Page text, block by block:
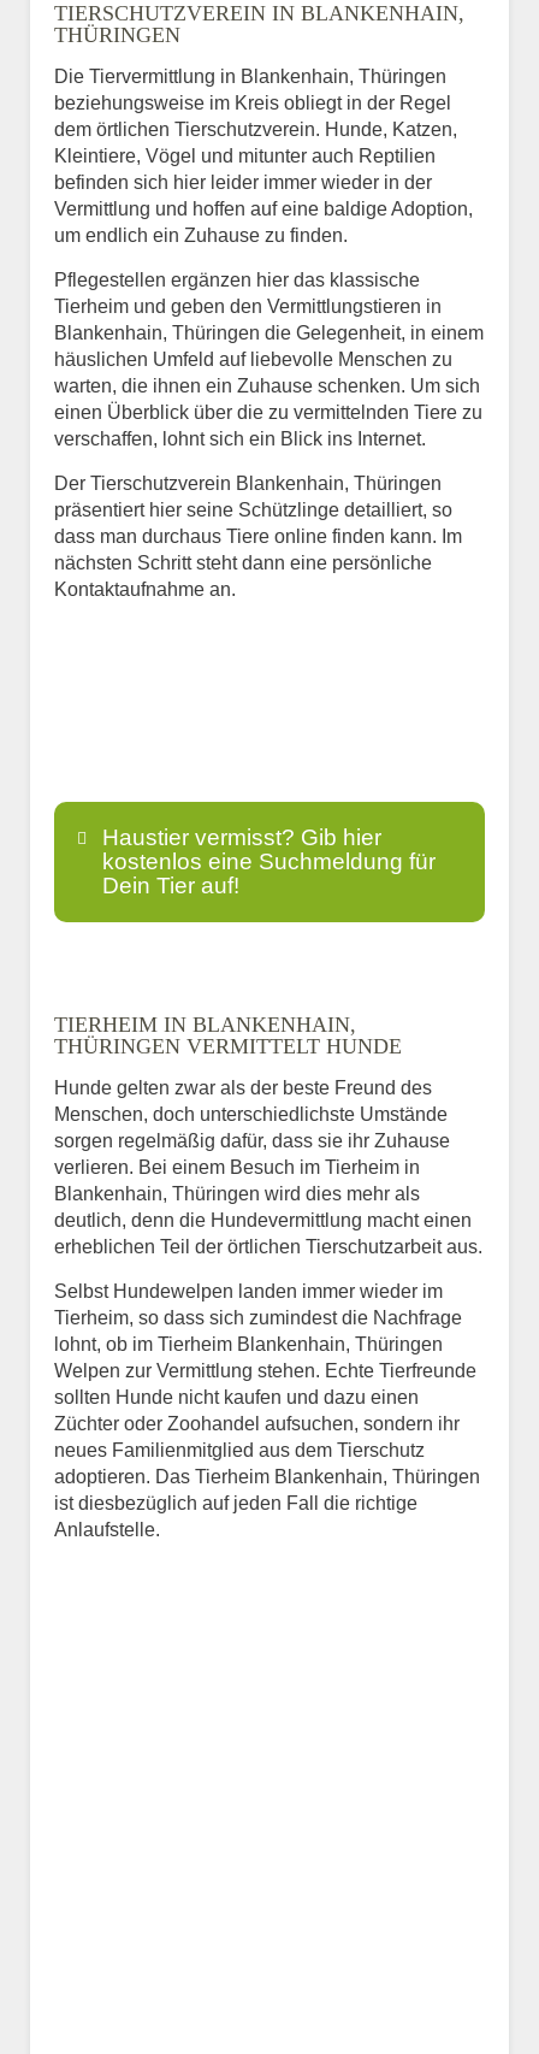
TIERSCHUTZVEREIN IN BLANKENHAIN,
THÜRINGEN
Die Tiervermittlung in Blankenhain, Thüringen
beziehungsweise im Kreis obliegt in der Regel
dem örtlichen Tierschutzverein. Hunde, Katzen,
Kleintiere, Vögel und mitunter auch Reptilien
befinden sich hier leider immer wieder in der
Vermittlung und hoffen auf eine baldige Adoption,
um endlich ein Zuhause zu finden.
Pflegestellen ergänzen hier das klassische
Tierheim und geben den Vermittlungstieren in
Blankenhain, Thüringen die Gelegenheit, in einem
häuslichen Umfeld auf liebevolle Menschen zu
warten, die ihnen ein Zuhause schenken. Um sich
einen Überblick über die zu vermittelnden Tiere zu
verschaffen, lohnt sich ein Blick ins Internet.
Der Tierschutzverein Blankenhain, Thüringen
präsentiert hier seine Schützlinge detailliert, so
dass man durchaus Tiere online finden kann. Im
nächsten Schritt steht dann eine persönliche
Kontaktaufnahme an.
Haustier vermisst? Gib hier
kostenlos eine Suchmeldung für
Dein Tier auf!
E-Mail*
Informationen über das
Tier.
Art des Tiers*
Name des Tiers
TIERHEIM IN BLANKENHAIN,
THÜRINGEN VERMITTELT HUNDE
Hunde gelten zwar als der beste Freund des
Menschen, doch unterschiedlichste Umstände
sorgen regelmäßig dafür, dass sie ihr Zuhause
verlieren. Bei einem Besuch im Tierheim in
Blankenhain, Thüringen wird dies mehr als
deutlich, denn die Hundevermittlung macht einen
erheblichen Teil der örtlichen Tierschutzarbeit aus.
Selbst Hundewelpen landen immer wieder im
Tierheim, so dass sich zumindest die Nachfrage
lohnt, ob im Tierheim Blankenhain, Thüringen
Welpen zur Vermittlung stehen. Echte Tierfreunde
sollten Hunde nicht kaufen und dazu einen
Züchter oder Zoohandel aufsuchen, sondern ihr
neues Familienmitglied aus dem Tierschutz
adoptieren. Das Tierheim Blankenhain, Thüringen
ist diesbezüglich auf jeden Fall die richtige
Anlaufstelle.